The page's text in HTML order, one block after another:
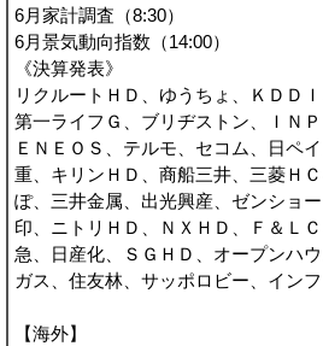
6月家計調査（8:30）
6月景気動向指数（14:00）
《決算発表》
リクルートＨＤ、ゆうちょ、ＫＤＤ
第一ライフＧ、ブリヂストン、ＩＮ
ＥＮＥＯＳ、テルモ、セコム、日ペ
重、キリンＨＤ、商船三井、三菱Ｈ
ぽ、三井金属、出光興産、ゼンショ
印、ニトリＨＤ、ＮＸＨＤ、Ｆ＆Ｌ
急、日産化、ＳＧＨＤ、オープンハ
ガス、住友林、サッポロビー、イン
【海外】